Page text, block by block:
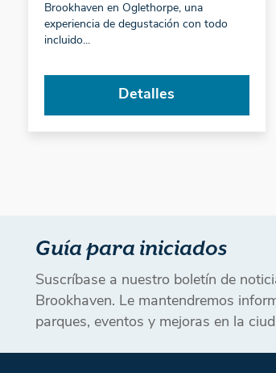
Brookhaven en Oglethorpe, una
experiencia de degustación con todo
incluido...
Detalles
Guía para iniciados
Suscríbase a nuestro boletín de
Brookhaven. Le mantendremos
parques, eventos y mejoras en la